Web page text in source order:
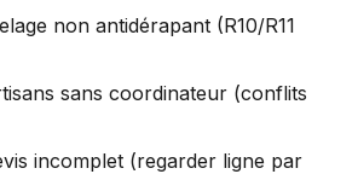
non antidérapant (R10/R11
sans coordinateur (conflits
incomplet (regarder ligne par